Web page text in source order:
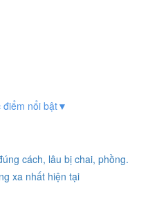
điểm nổi bật▼
cách, lâu bị chai, phồng.
xa nhất hiện tại